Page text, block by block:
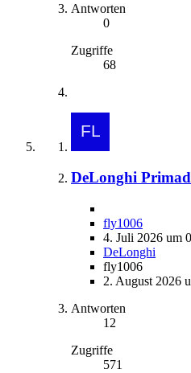
Antworten
0
Zugriffe
68
DeLonghi
fly1006
4. Juli 2026 um
DeLonghi
fly1006
2. August 2026
Antworten
12
Zugriffe
571